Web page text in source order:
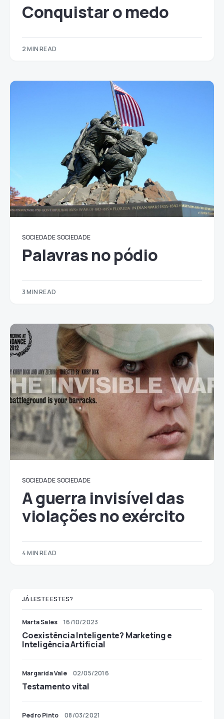
Conquistar o medo
2 MIN READ
SOCIEDADE SOCIEDADE
Palavras no pódio
3 MIN READ
SOCIEDADE SOCIEDADE
A guerra invisível das
violações no exército
4 MIN READ
JÁ LESTE ESTES?
Marta Sales 16/10/2023
Coexistência Inteligente? Marketing e
Inteligência Artificial
Margarida Vale 02/05/2016
Testamento vital
Pedro Pinto 08/03/2021